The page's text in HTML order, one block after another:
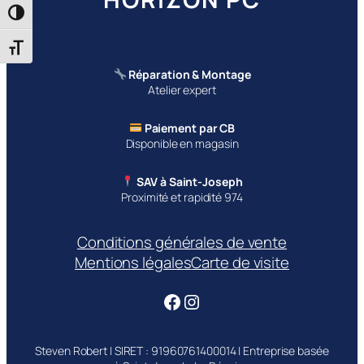
Passer en contraste élevé
Changer la taille de la police
Réparation & Montage
Atelier expert
Paiement par CB
Disponible en magasin
SAV à Saint-Joseph
Proximité et rapidité 974
Conditions générales de vente
Mentions légalesCarte de visite
Facebook
Instagram
Steven Robert | SIRET : 91960761400014 | Entreprise basée